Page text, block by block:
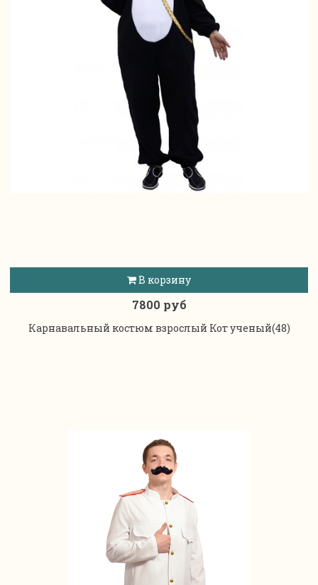
В корзину
7800 руб
Карнавальный костюм взрослый Кот ученый(48)